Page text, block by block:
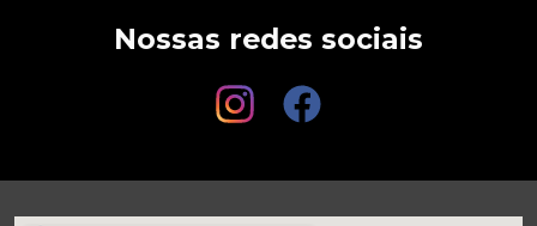
Nossas redes sociais